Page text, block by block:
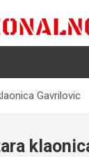
Gavrilovic